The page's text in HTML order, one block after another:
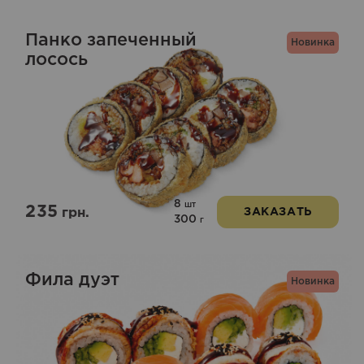
Новинка
Панко запеченный
лосось
235грн.
8 шт
300 г
ЗАКАЗАТЬ
Новинка
Фила дуэт